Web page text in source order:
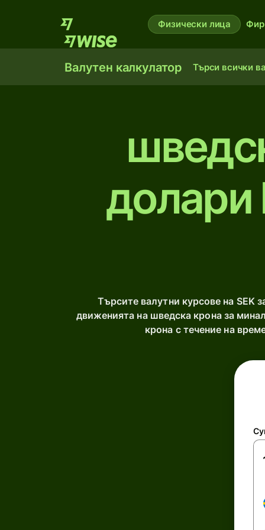
Физически лица
Валутен калкулатор Търси всички
долари
Търсите валутни курсове на SEK
движенията на шведска крона за
крона с течение на